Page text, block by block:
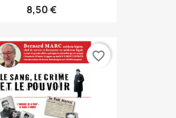
8,50 €
favorite_border